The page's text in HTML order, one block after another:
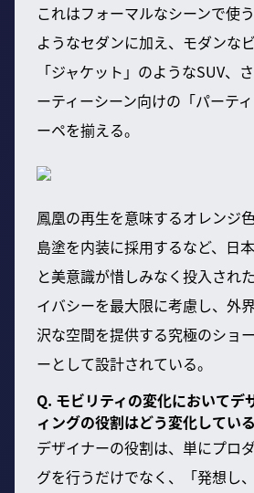
これはフォーマルなシーンで使
ようなセダンに加え、モダンな
「ジャケット」のようなSUV、
ーティーシーン向けの「パーテ
ーペを揃える。
鳳凰の再生を意味するオレンジ
島塗を内装に採用するなど、日
と美意識が惜しみなく投入され
イバシーを最大限に考慮し、外
沢な空間を提供する究極のショ
ーとして設計されている。
Q. モビリティの変化においてデ
ィングの役割はどう変化してい
デザイナーの役割は、単にプロ
グを行うだけでなく、「発想し